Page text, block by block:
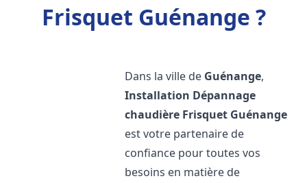
Frisquet Guénange ?
Dans la ville de Guénange,
Installation Dépannage
chaudière Frisquet Guénange
est votre partenaire de
confiance pour toutes vos
besoins en matière de